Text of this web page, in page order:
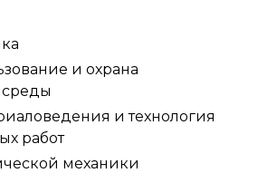
и охрана
и технология
работ
механики